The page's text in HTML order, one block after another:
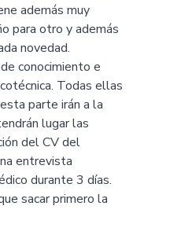
además muy
para otro y además
novedad.
conocimiento e
Todas ellas
parte irán a la
lugar las
del CV del
entrevista
durante 3 días.
sacar primero la